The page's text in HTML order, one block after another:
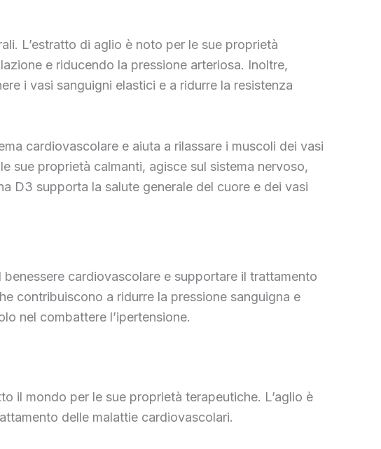
L’estratto di aglio è noto per le sue proprietà
e riducendo la pressione arteriosa. Inoltre,
i vasi sanguigni elastici e a ridurre la resistenza
cardiovascolare e aiuta a rilassare i muscoli dei vasi
sue proprietà calmanti, agisce sul sistema nervoso,
D3 supporta la salute generale del cuore e dei vasi
cardiovascolare e supportare il trattamento
contribuiscono a ridurre la pressione sanguigna e
nel combattere l’ipertensione.
il mondo per le sue proprietà terapeutiche. L’aglio è
delle malattie cardiovascolari.